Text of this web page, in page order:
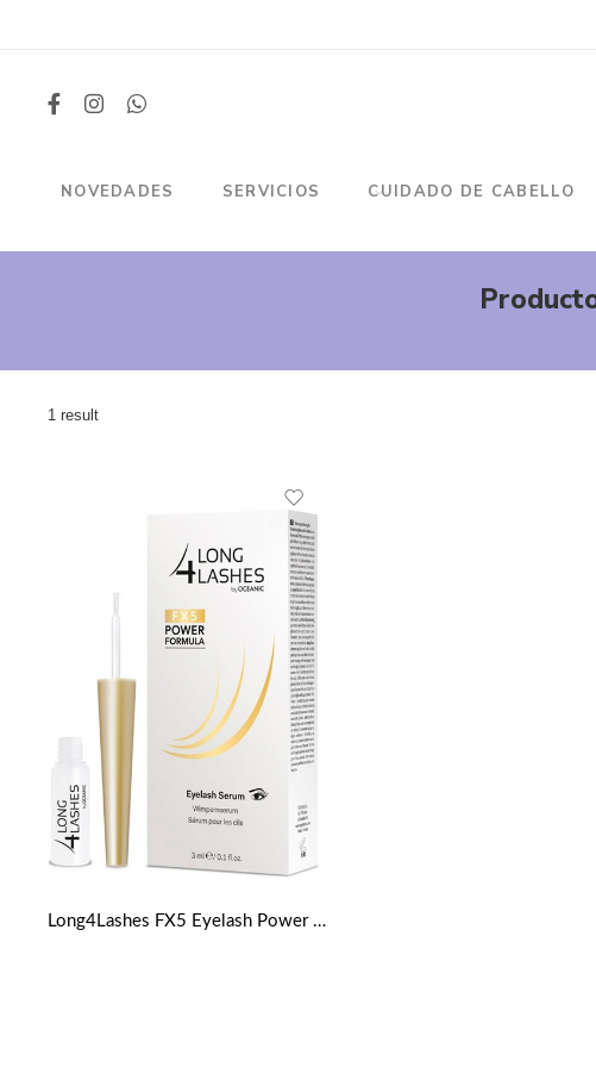
NOVEDADES SERVICIOS CUIDADO DE CABELLO
1 result
Long4Lashes FX5 Eyelash Power Serum 3 ml